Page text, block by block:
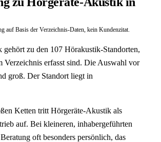
auf Basis der Verzeichnis-Daten, kein Kundenzitat.
zu den 107 Hörakustik-Standorten,
Verzeichnis erfasst sind. Die Auswahl vor
groß. Der Standort liegt in
Ketten tritt Hörgeräte-Akustik als
auf. Bei kleineren, inhabergeführten
oft besonders persönlich, das